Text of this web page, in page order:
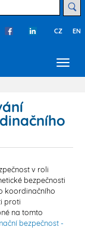
CZ EN
v roli
bezpečnosti
koordinačního
proti
na tomto
bezpečnost -